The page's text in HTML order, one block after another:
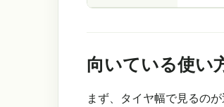
向いている使い
まず、タイヤ幅で見るの